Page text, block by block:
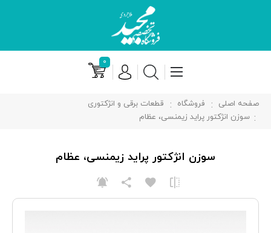
۰
صفحه اصلی فروشگاه
قطعات برقی و انژکتوری
سوزن انژکتور پراید زیمنسی، عظام
سوزن انژکتور پراید زیمنسی، عظام